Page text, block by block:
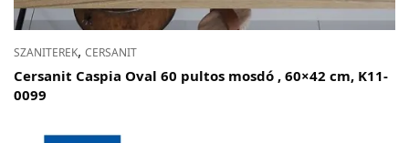
SZANITEREK, CERSANIT
Cersanit Caspia Oval 60 pultos mosdó , 60×42 cm, K11-
0099